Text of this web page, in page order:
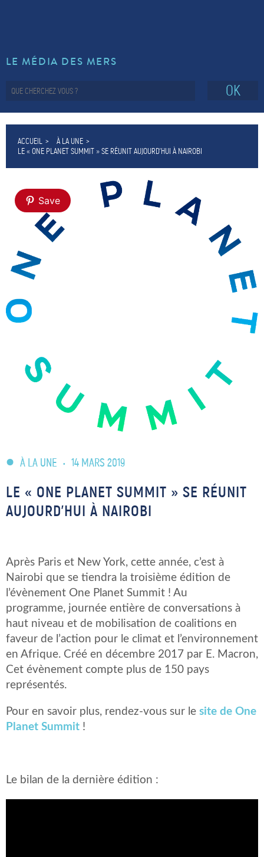
LE MÉDIA DES MERS
OK
ACCUEIL
À LA UNE
LE « ONE PLANET SUMMIT » SE RÉUNIT AUJOURD’HUI À NAIROBI
Save
À LA UNE • 14 MARS 2019
LE « ONE PLANET SUMMIT » SE RÉUNIT
AUJOURD’HUI À NAIROBI
Après Paris et New York, cette année, c’est à
Nairobi que se tiendra la troisième édition de
l’évènement One Planet Summit ! Au
programme, journée entière de conversations à
haut niveau et de mobilisation de coalitions en
faveur de l’action pour le climat et l’environnement
en Afrique. Créé en décembre 2017 par E. Macron,
Cet évènement compte plus de 150 pays
représentés.
Pour en savoir plus, rendez-vous sur le site de One
Planet Summit !
Le bilan de la dernière édition :